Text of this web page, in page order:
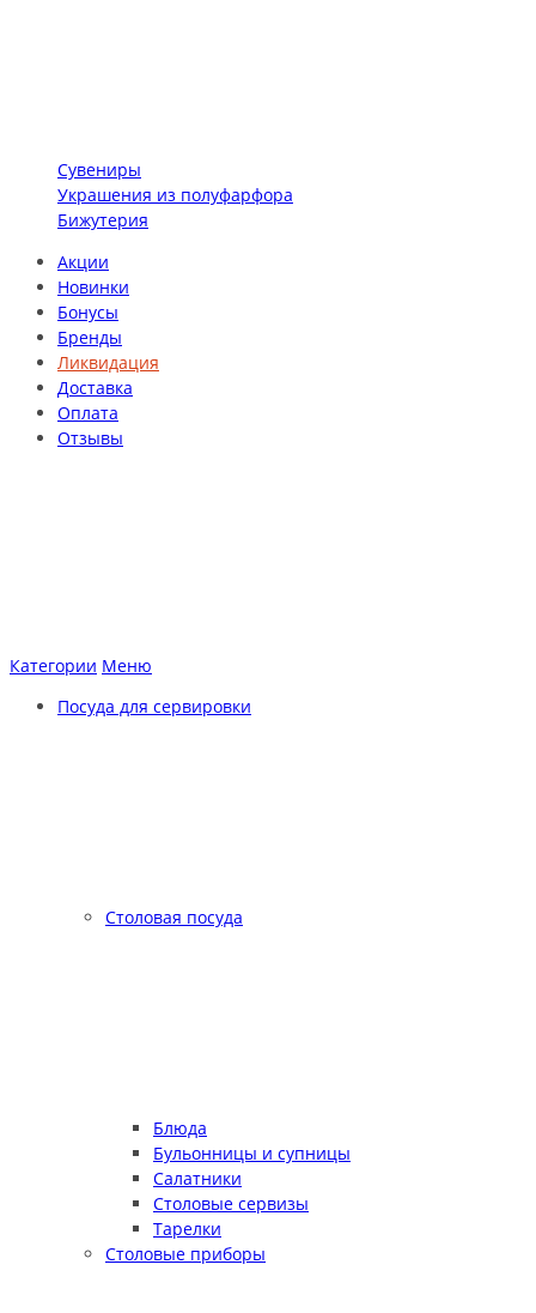
Сувениры
Украшения из полуфарфора
Бижутерия
Акции
Новинки
Бонусы
Бренды
Ликвидация
Доставка
Оплата
Отзывы
Категории Меню
Посуда для сервировки
Столовая посуда
Блюда
Бульонницы и супницы
Салатники
Столовые сервизы
Тарелки
Столовые приборы